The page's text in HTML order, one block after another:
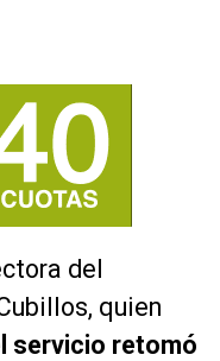
del
quien
servicio retomó